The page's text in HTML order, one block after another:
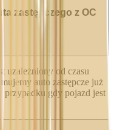
zastępczego z OC
uzależniony od czasu
auto zastępcze już
przypadku gdy pojazd jest